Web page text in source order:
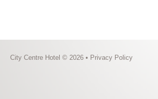
City Centre Hotel © 2026 • Privacy Policy